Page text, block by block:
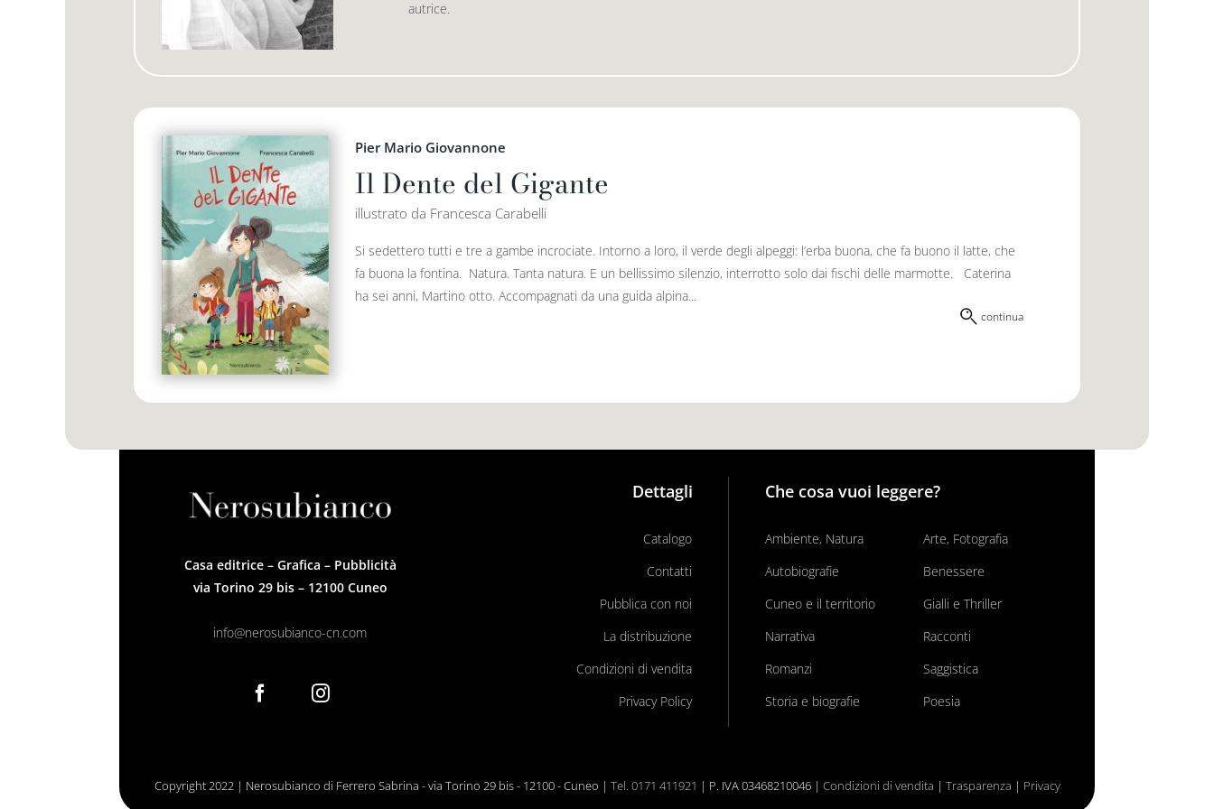
autrice.
Pier Mario Giovannone
Il Dente del Gigante
illustrato da Francesca Carabelli
Si sedettero tutti e tre a gambe incrociate. Intorno a loro, il verde degli alpeggi: l’erba buona, che fa buono il latte, che
fa buona la fontina. Natura. Tanta natura. E un bellissimo silenzio, interrotto solo dai fischi delle marmotte. Caterina
ha sei anni, Martino otto. Accompagnati da una guida alpina...
continua
Casa editrice – Grafica – Pubblicità
via Torino 29 bis – 12100 Cuneo
info@nerosubianco-cn.com
Dettagli
Catalogo
Contatti
Pubblica con noi
La distribuzione
Condizioni di vendita
Privacy Policy
Che cosa vuoi leggere?
Ambiente, Natura
Arte, Fotografia
Autobiografie
Benessere
Cuneo e il territorio
Gialli e Thriller
Narrativa
Racconti
Romanzi
Saggistica
Storia e biografie
Poesia
Copyright 2022 | Nerosubianco di Ferrero Sabrina - via Torino 29 bis - 12100 - Cuneo | Tel. 0171 411921 | P. IVA 03468210046 | Condizioni di vendita | Trasparenza | Privacy